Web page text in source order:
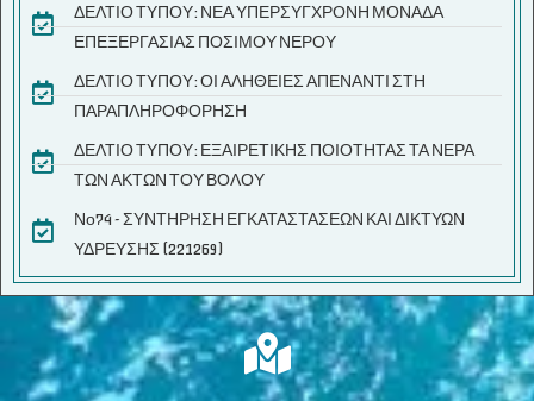
ΔΕΛΤΙΟ ΤΥΠΟΥ: ΝΕΑ ΥΠΕΡΣΥΓΧΡΟΝΗ ΜΟΝΑΔΑ
ΕΠΕΞΕΡΓΑΣΙΑΣ ΠΟΣΙΜΟΥ ΝΕΡΟΥ
ΔΕΛΤΙΟ ΤΥΠΟΥ: ΟΙ ΑΛΗΘΕΙΕΣ ΑΠΕΝΑΝΤΙ ΣΤΗ
ΠΑΡΑΠΛΗΡΟΦΟΡΗΣΗ
ΔΕΛΤΙΟ ΤΥΠΟΥ: ΕΞΑΙΡΕΤΙΚΗΣ ΠΟΙΟΤΗΤΑΣ ΤΑ ΝΕΡΑ
ΤΩΝ ΑΚΤΩΝ ΤΟΥ ΒΟΛΟΥ
Νο74 - ΣΥΝΤΗΡΗΣΗ ΕΓΚΑΤΑΣΤΑΣΕΩΝ ΚΑΙ ΔΙΚΤΥΩΝ
ΥΔΡΕΥΣΗΣ (221269)